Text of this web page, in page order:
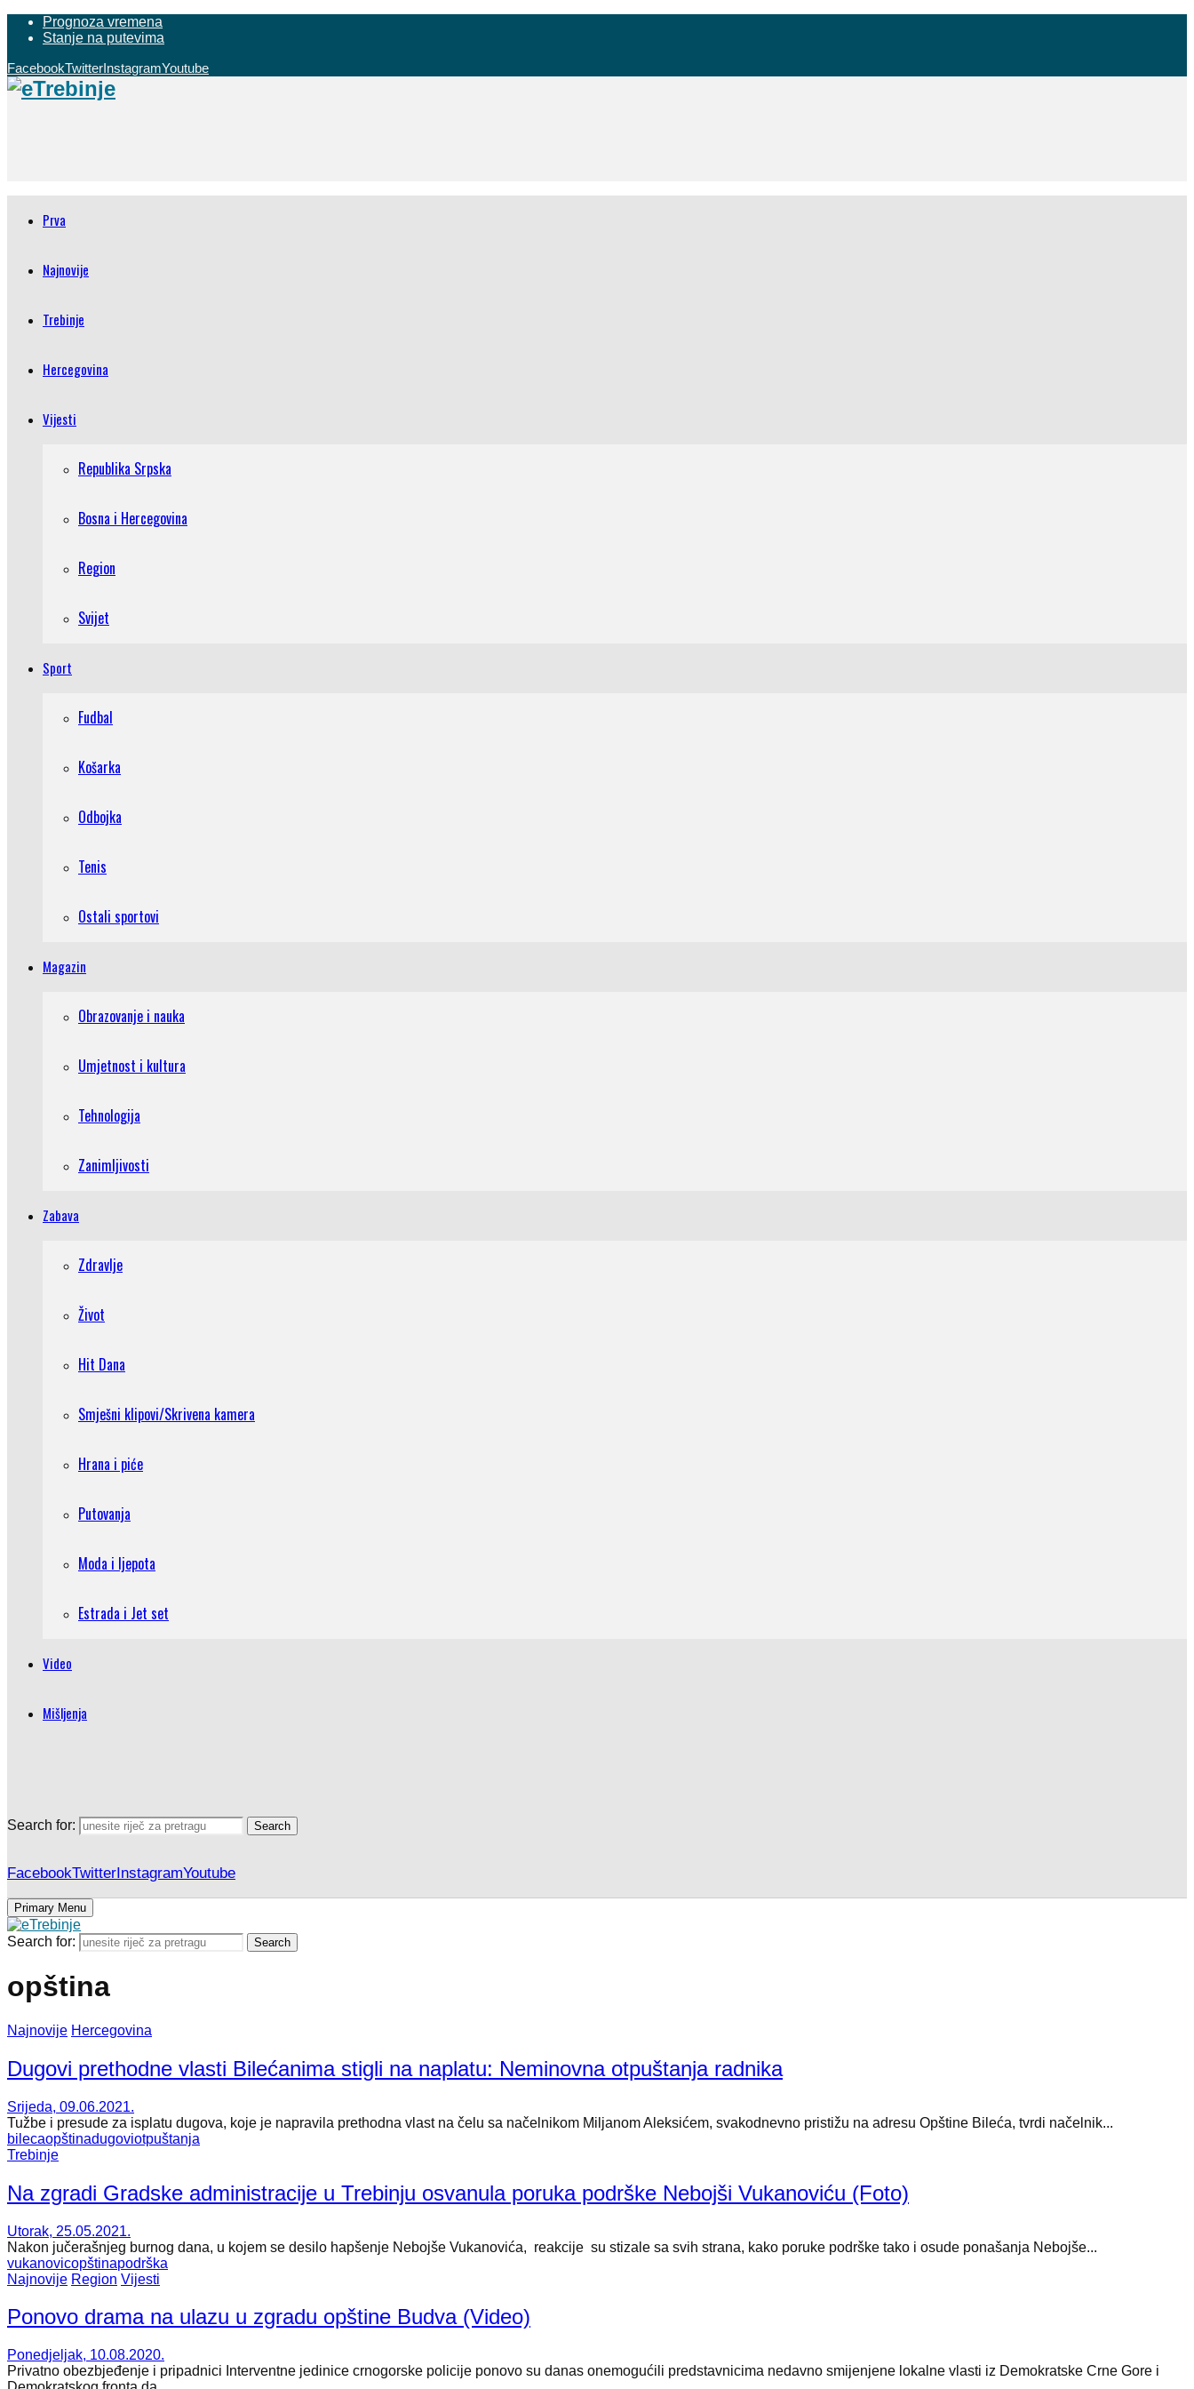
Prognoza vremena
Stanje na putevima
FacebookTwitterInstagramYoutube
Prva
Najnovije
Trebinje
Hercegovina
Vijesti
Republika Srpska
Bosna i Hercegovina
Region
Svijet
Sport
Fudbal
Košarka
Odbojka
Tenis
Ostali sportovi
Magazin
Obrazovanje i nauka
Umjetnost i kultura
Tehnologija
Zanimljivosti
Zabava
Zdravlje
Život
Hit Dana
Smješni klipovi/Skrivena kamera
Hrana i piće
Putovanja
Moda i ljepota
Estrada i Jet set
Video
Mišljenja
Search for: Search
FacebookTwitterInstagramYoutube
Primary Menu
Search for: Search
opština
Najnovije Hercegovina
Dugovi prethodne vlasti Bilećanima stigli na naplatu: Neminovna otpuštanja radnika
Srijeda, 09.06.2021.
Tužbe i presude za isplatu dugova, koje je napravila prethodna vlast na čelu sa načelnikom Miljanom Aleksićem, svakodnevno pristižu na adresu Opštine Bileća, tvrdi načelnik...
bilecaopštinadugoviotpuštanja
Trebinje
Na zgradi Gradske administracije u Trebinju osvanula poruka podrške Nebojši Vukanoviću (Foto)
Utorak, 25.05.2021.
Nakon jučerašnjeg burnog dana, u kojem se desilo hapšenje Nebojše Vukanovića, reakcije su stizale sa svih strana, kako poruke podrške tako i osude ponašanja Nebojše...
vukanovicopštinapodrška
Najnovije Region Vijesti
Ponovo drama na ulazu u zgradu opštine Budva (Video)
Ponedjeljak, 10.08.2020.
Privatno obezbjeđenje i pripadnici Interventne jedinice crnogorske policije ponovo su danas onemogućili predstavnicima nedavno smijenjene lokalne vlasti iz Demokratske Crne Gore i